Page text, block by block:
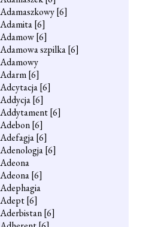
Adamaszkowy[6]
Adamita[6]
Adamow[6]
Adamowa szpilka[6]
Adamowy
Adarm[6]
Adcytacja[6]
Addycja[6]
Addytament[6]
Adebon[6]
Adefagja[6]
Adenologja[6]
Adeona
Adeona[6]
Adephagia
Adept[6]
Aderbistan[6]